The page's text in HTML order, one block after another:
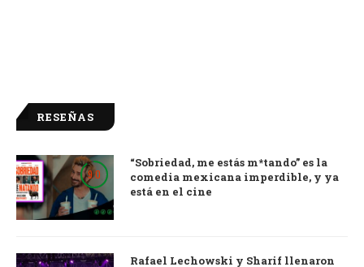
RESEÑAS
9.0
“Sobriedad, me estás m*tando” es la
comedia mexicana imperdible, y ya
está en el cine
Rafael Lechowski y Sharif llenaron